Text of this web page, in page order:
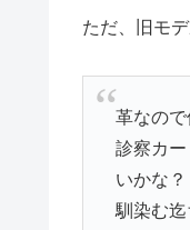
ただ、旧モ
革なので
診察カ
いかな？
馴染む迄